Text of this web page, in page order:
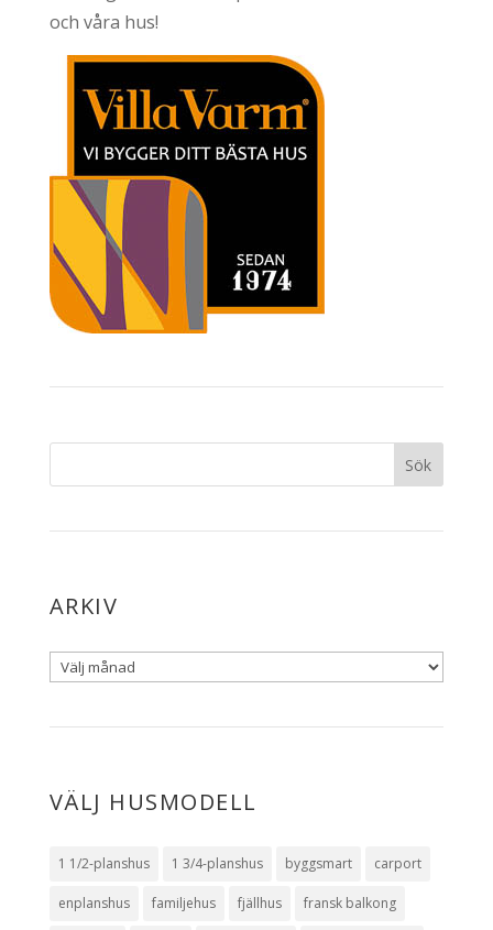
och våra hus!
ARKIV
VÄLJ HUSMODELL
1 1/2-planshus 1 3/4-planshus byggsmart carport
enplanshus familjehus fjällhus fransk balkong